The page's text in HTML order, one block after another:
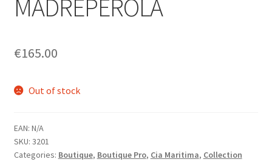
Homme
MADREPEROLA
€165.00
Out of stock
EAN: N/A
SKU: 3201
Categories: Boutique, Boutique Pro, Cia Maritima, Collection